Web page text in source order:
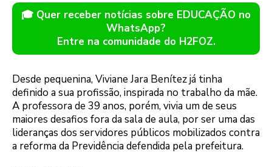
🎓 Quer receber notícias sobre EDUCAÇÃO no
WhatsApp?
Entre na comunidade do H2FOZ.
Desde pequenina, Viviane Jara Benítez já tinha
definido a sua profissão, inspirada no trabalho da mãe.
A professora de 39 anos, porém, vivia um de seus
maiores desafios fora da sala de aula, por ser uma das
lideranças dos servidores públicos mobilizados contra
a reforma da Previdência defendida pela prefeitura.